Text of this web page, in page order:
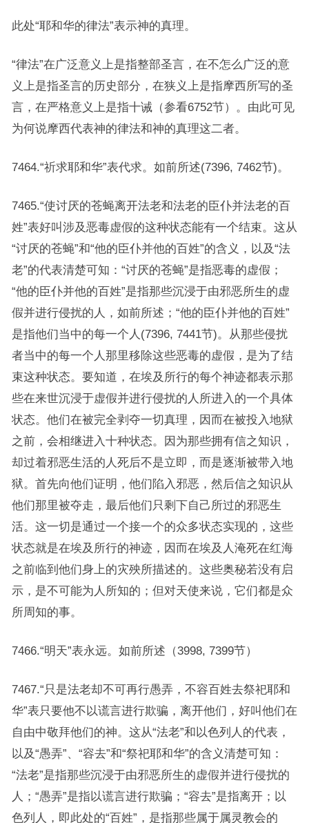
此处“耶和华的律法”表示神的真理。
“律法”在广泛意义上是指整部圣言，在不怎么广泛的意
义上是指圣言的历史部分，在狭义上是指摩西所写的圣
言，在严格意义上是指十诫（参看6752节）。由此可见
为何说摩西代表神的律法和神的真理这二者。
7464.“祈求耶和华”表代求。如前所述(7396, 7462节)。
7465.“使讨厌的苍蝇离开法老和法老的臣仆并法老的百
姓”表好叫涉及恶毒虚假的这种状态能有一个结束。这从
“讨厌的苍蝇”和“他的臣仆并他的百姓”的含义，以及“法
老”的代表清楚可知：“讨厌的苍蝇”是指恶毒的虚假；
“他的臣仆并他的百姓”是指那些沉浸于由邪恶所生的虚
假并进行侵扰的人，如前所述；“他的臣仆并他的百姓”
是指他们当中的每一个人(7396, 7441节)。从那些侵扰
者当中的每一个人那里移除这些恶毒的虚假，是为了结
束这种状态。要知道，在埃及所行的每个神迹都表示那
些在来世沉浸于虚假并进行侵扰的人所进入的一个具体
状态。他们在被完全剥夺一切真理，因而在被投入地狱
之前，会相继进入十种状态。因为那些拥有信之知识，
却过着邪恶生活的人死后不是立即，而是逐渐被带入地
狱。首先向他们证明，他们陷入邪恶，然后信之知识从
他们那里被夺走，最后他们只剩下自己所过的邪恶生
活。这一切是通过一个接一个的众多状态实现的，这些
状态就是在埃及所行的神迹，因而在埃及人淹死在红海
之前临到他们身上的灾殃所描述的。这些奥秘若没有启
示，是不可能为人所知的；但对天使来说，它们都是众
所周知的事。
7466.“明天”表永远。如前所述（3998, 7399节）
7467.“只是法老却不可再行愚弄，不容百姓去祭祀耶和
华”表只要他不以谎言进行欺骗，离开他们，好叫他们在
自由中敬拜他们的神。这从“法老”和以色列人的代表，
以及“愚弄”、“容去”和“祭祀耶和华”的含义清楚可知：
“法老”是指那些沉浸于由邪恶所生的虚假并进行侵扰的
人；“愚弄”是指以谎言进行欺骗；“容去”是指离开；以
色列人，即此处的“百姓”，是指那些属于属灵教会的